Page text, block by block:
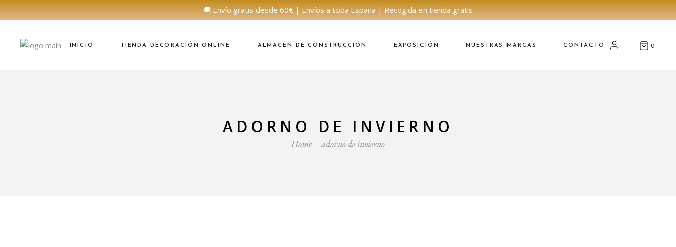
🚚 Envío gratis desde 60€ | Envíos a toda España | Recogida en tienda gratis
INICIO TIENDA DECORACIÓN ONLINE ALMACÉN DE CONSTRUCCIÓN EXPOSICIÓN NUESTRAS MARCAS CONTACTO 0
ADORNO DE INVIERNO
Home adorno de invierno